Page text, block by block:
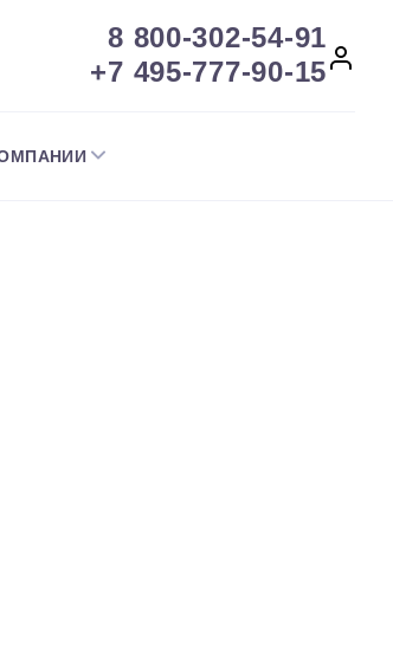
8 800-302-54-91
+7 495-777-90-15